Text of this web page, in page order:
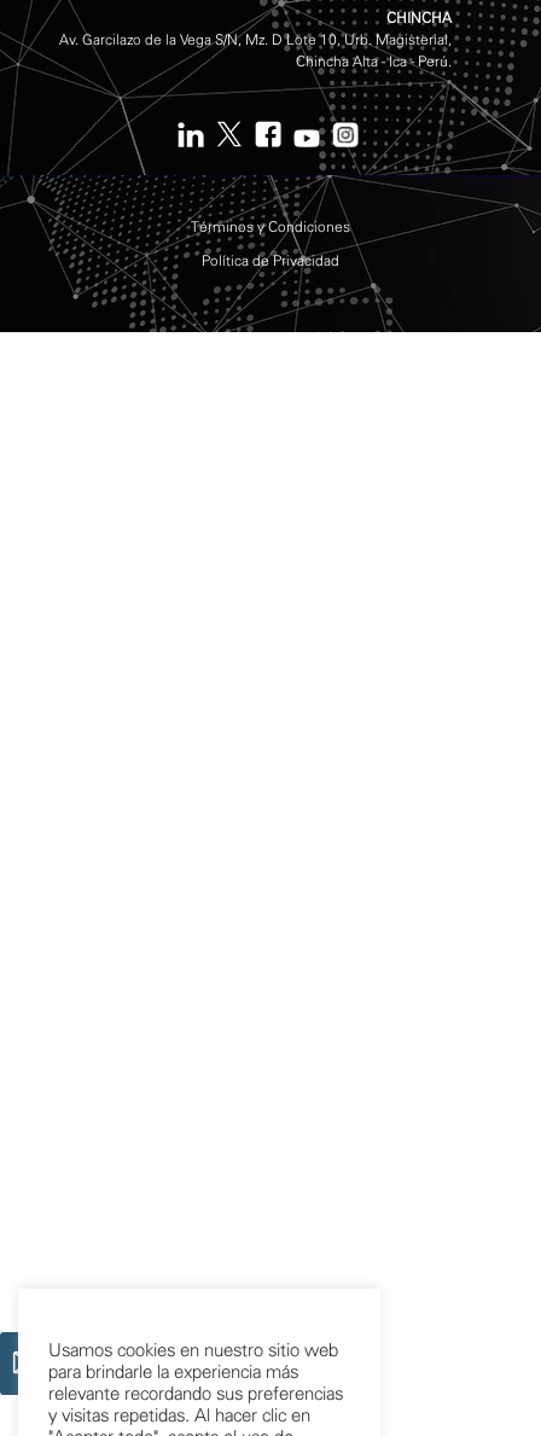
CHINCHA
Av. Garcilazo de la Vega S/N, Mz. D Lote 10, Urb. Magisterial,
Chincha Alta - Ica - Perú.
Términos y Condiciones
Política de Privacidad
Usamos cookies en nuestro sitio web
para brindarle la experiencia más
relevante recordando sus preferencias
y visitas repetidas. Al hacer clic en